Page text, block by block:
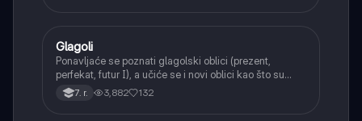
Srpski jezik
Glagoli
Ponavljaće se poznati glagolski oblici (prezent,
perfekat, futur I), a učiće se i novi oblici kao što su
aorist, imperfekat, pluskvamperfekat, futur II, kao i
glagolski prilozi i pridevi.
7. r. 3,882 132